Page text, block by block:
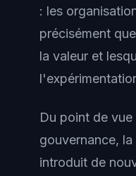
: les
précisément
la valeur et
Du point de
gouvernance,
introduit de